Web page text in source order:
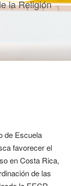
la Religión
de Escuela
favorecer el
en Costa Rica,
de las